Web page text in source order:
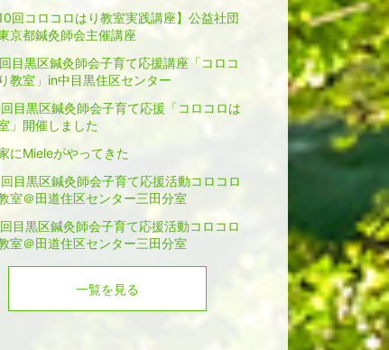
10回コロコロはり教室実践講座】公益社団
京都鍼灸師会主催講座
目黒区鍼灸師会子育て応援講座「コロコ
教室」in中目黒住区センター
目黒区鍼灸師会子育て応援「コロコロは
」開催しました
にMieleがやってきた
目黒区鍼灸師会子育て応援活動コロコロ
室＠田道住区センター三田分室
目黒区鍼灸師会子育て応援活動コロコロ
室＠田道住区センター三田分室
一覧を見る